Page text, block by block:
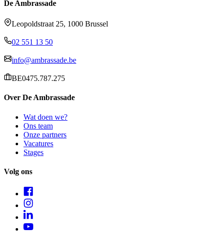
De Ambrassade
Leopoldstraat 25, 1000 Brussel
02 551 13 50
info@ambrassade.be
BE0475.787.275
Over De Ambrassade
Wat doen we?
Ons team
Onze partners
Vacatures
Stages
Volg ons